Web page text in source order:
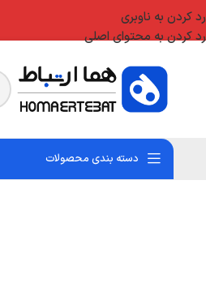
رد کردن به ناوبری
رد کردن به محتوای اصلی
دسته بندی محصولات